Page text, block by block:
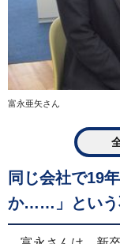
富永亜矢さん
同じ会社で19
か……」という